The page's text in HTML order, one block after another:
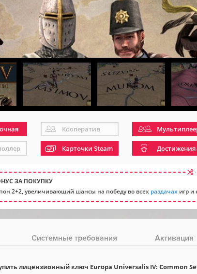
Кооператив
Карточки Steam Достижения
ЗА ПОКУПКУ
2+2, увеличивающий шансы на победу во всех раздачах игр и
Системные требования Активация
лицензионный ключ Europa Universalis IV: Common